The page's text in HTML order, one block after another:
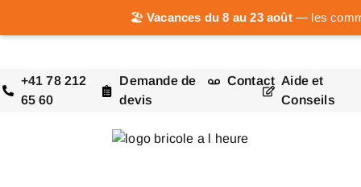
🏖️Vacances du 8 au 23 août— les
+41 78 212
65 60
Demande de
devis
Contact Aide et
Conseils